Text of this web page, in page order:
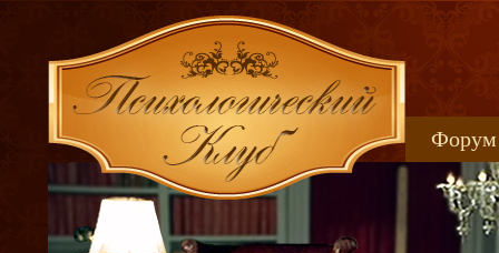
Форум